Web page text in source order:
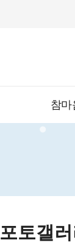
참마
포토갤러